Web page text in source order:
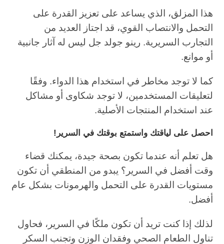
هذا المزلق، الذي يساعد على تعزيز القدرة على
التحمل والانتصاب القوي، قد اجتاز العديد من
التجارب السريرية. رينو جولد جل ليس له آثار جانبية
أو موانع.
كما لا توجد مخاطر في استخدام هذا الدواء. وفقًا
لتعليقات المستخدمين، لا توجد شكاوى أو مشاكل
عند استخدام المنتجات الأصلية.
احصل على لياقتك واستمتع بوقتك في السرير!
هل تعلم أنه عندما تكون بصحة جيدة، يمكنك قضاء
وقت أفضل في السرير؟ يبدو من المنطقي أن تكون
مستويات القدرة على التحمل والهرمونات بشكل عام
أفضل.
لذلك إذا كنت تريد أن تكون ملكًا في السرير، فحاول
تناول الطعام الصحي وفقدان الوزن وتجنب السكر